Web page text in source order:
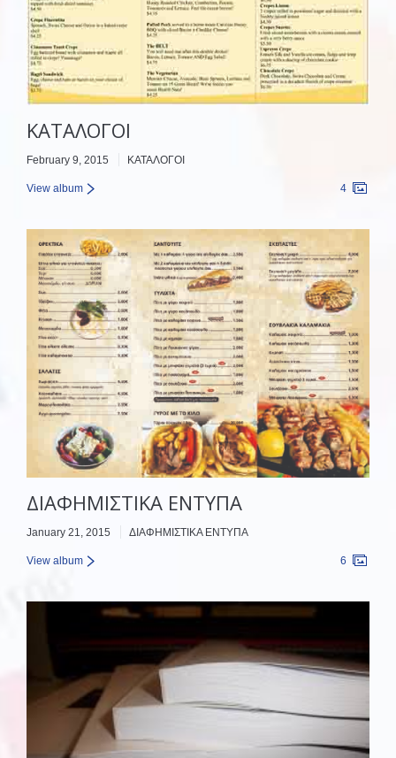
ΚΑΤΑΛΟΓΟΙ
February 9, 2015 ΚΑΤΑΛΟΓΟΙ
View album 4
ΔΙΑΦΗΜΙΣΤΙΚΑ ΕΝΤΥΠΑ
January 21, 2015 ΔΙΑΦΗΜΙΣΤΙΚΑ ΕΝΤΥΠΑ
View album 6